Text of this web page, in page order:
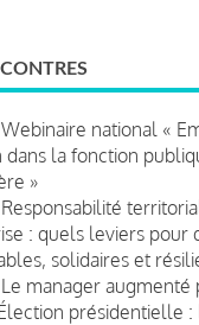
Webinaire national «
dans la fonction
»
Responsabilité
: quels leviers pour
solidaires et
Le manager augmenté
présidentielle :